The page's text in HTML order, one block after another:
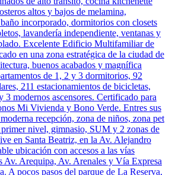
altos y bajos de melamina,
incorporado, dormitorios con closets
lavandería independiente, ventanas y
Excelente Edificio Multifamiliar de
en una zona estratégica de la ciudad de
buenos acabados y magnífica
de 1, 2 y 3 dormitorios, 92
211 estacionamientos de bicicletas,
3 modernos ascensores. Certificado para
Mi Vivienda y Bono Verde. Entres sus
recepción, zona de niños, zona pet
nivel, gimnasio, SUM y 2 zonas de
en Santa Beatriz, en la Av. Alejandro
ubicación con accesos a las vías
Av. Arequipa, Av. Arenales y Vía Expresa
A pocos pasos del parque de La Reserva,